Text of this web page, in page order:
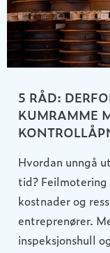
5 RÅD:
KUMRAMME
Hvordan unngå
tid?
kostnader og
entreprenører.
inspeksjonshull